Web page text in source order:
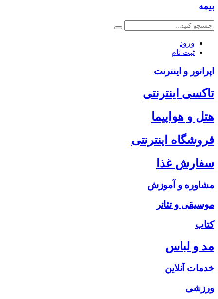
بیمه
ورود
ثبت نام
اپراتور و اینترنت
تاکسی اینترنتی
هتل و هواپیما
فروشگاه اینترنتی
سفارش غذا
مشاوره و آموزش
موسیقی و تئاتر
کتاب
مد و لباس
خدمات آنلاین
ورزشی